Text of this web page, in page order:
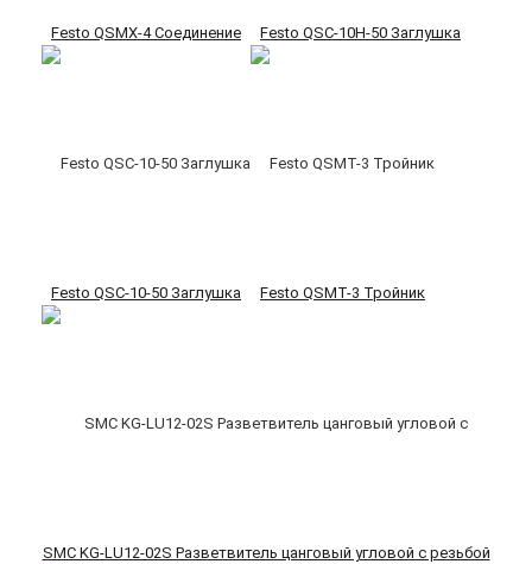
Festo QSMX-4 Соединение Festo QSC-10H-50 Заглушка
Festo QSC-10-50 Заглушка Festo QSMT-3 Тройник
SMC KG-LU12-02S Разветвитель цанговый угловой с резьбой